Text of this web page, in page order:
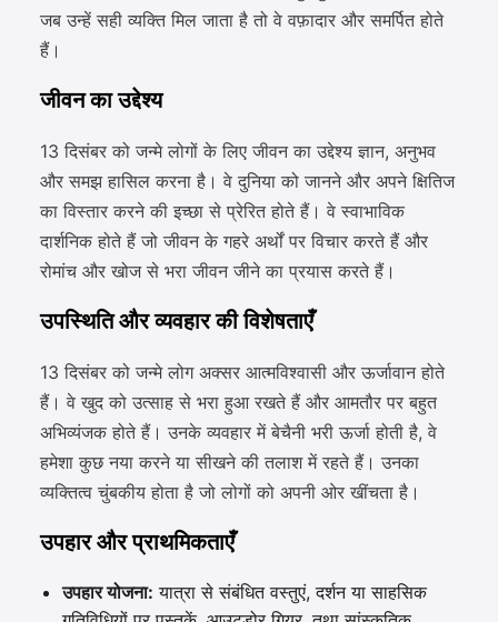
जब उन्हें सही व्यक्ति मिल जाता है तो वे वफ़ादार और समर्पित होते
हैं।
जीवन का उद्देश्य
13 दिसंबर को जन्मे लोगों के लिए जीवन का उद्देश्य ज्ञान, अनुभव
और समझ हासिल करना है। वे दुनिया को जानने और अपने क्षितिज
का विस्तार करने की इच्छा से प्रेरित होते हैं। वे स्वाभाविक
दार्शनिक होते हैं जो जीवन के गहरे अर्थों पर विचार करते हैं और
रोमांच और खोज से भरा जीवन जीने का प्रयास करते हैं।
उपस्थिति और व्यवहार की विशेषताएँ
13 दिसंबर को जन्मे लोग अक्सर आत्मविश्वासी और ऊर्जावान होते
हैं। वे खुद को उत्साह से भरा हुआ रखते हैं और आमतौर पर बहुत
अभिव्यंजक होते हैं। उनके व्यवहार में बेचैनी भरी ऊर्जा होती है, वे
हमेशा कुछ नया करने या सीखने की तलाश में रहते हैं। उनका
व्यक्तित्व चुंबकीय होता है जो लोगों को अपनी ओर खींचता है।
उपहार और प्राथमिकताएँ
उपहार योजना: यात्रा से संबंधित वस्तुएं, दर्शन या साहसिक